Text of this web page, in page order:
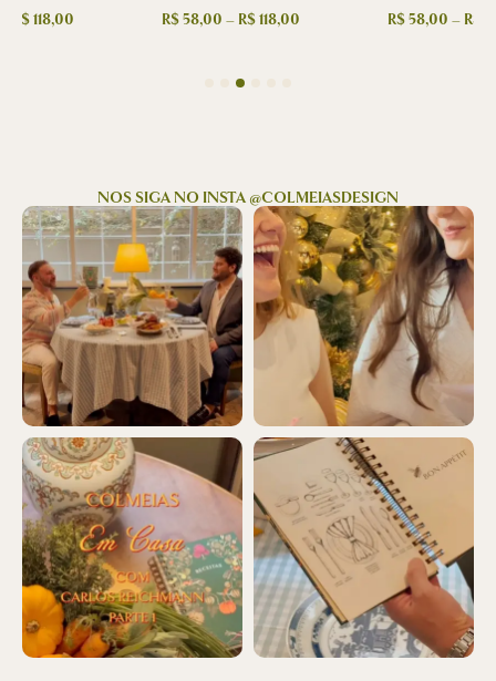
R$118,00 R$58,00 – R$118,00 R$58,00 – R$
NOS SIGA NO INSTA @COLMEIASDESIGN